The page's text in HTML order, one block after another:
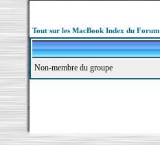
Tout sur les MacBook Index du Forum
Non-membre du groupe